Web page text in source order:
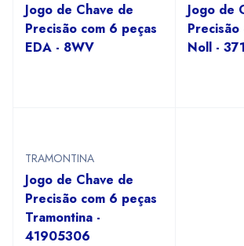
Jogo de Chave de
Precisão com 6 peças
EDA - 8WV
Jogo de
Precisão
Noll -
TRAMONTINA
Jogo de Chave de
Precisão com 6 peças
Tramontina -
41905306